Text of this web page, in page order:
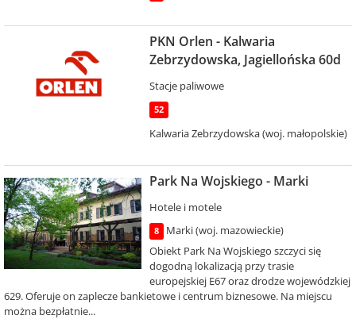
PKN Orlen - Kalwaria
Zebrzydowska, Jagiellońska 60d
Stacje paliwowe
52
Kalwaria Zebrzydowska (woj. małopolskie)
Park Na Wojskiego - Marki
Hotele i motele
8
Marki (woj. mazowieckie)
Obiekt Park Na Wojskiego szczyci się
dogodną lokalizacją przy trasie
europejskiej E67 oraz drodze wojewódzkiej
629. Oferuje on zaplecze bankietowe i centrum biznesowe. Na miejscu
można bezpłatnie...